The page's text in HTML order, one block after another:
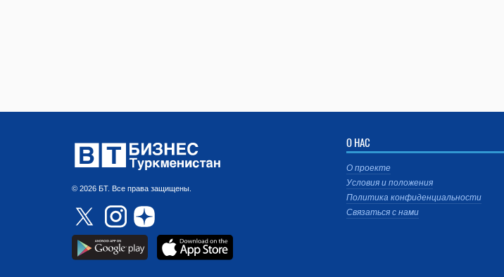
© 2026 БТ. Все права защищены.
О НАС
О проекте
Условия и положения
Политика конфиденциальности
Связаться с нами